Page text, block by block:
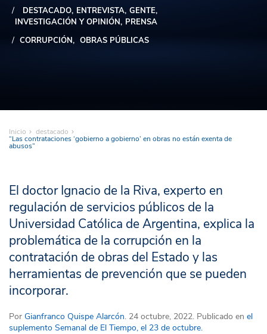
DESTACADO ENTREVISTA GENTE
INVESTIGACIÓN Y OPINIÓN PRENSA
CORRUPCIÓN
OBRAS PÚBLICAS
Inicio destacado
“Las contrataciones ‘gobierno a gobierno’ en obras no están exenta de
abusos”
El doctor Ignacio de la Riva, experto en
regulación de servicios públicos de la
Universidad Católica de Argentina, explica la
problemática de la corrupción en la
contratación de obras del Estado y las
herramientas de prevención que se pueden
incorporar.
Por Gianfranco Quispe Alarcón. 24 octubre, 2022. Publicado en el
suplemento Semanal de El Tiempo, el 23 de octubre.